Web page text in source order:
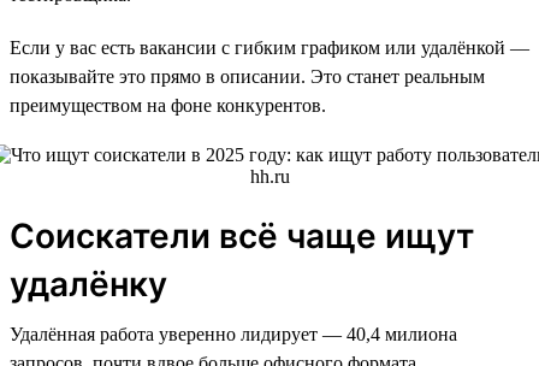
Если у вас есть вакансии с гибким графиком или удалёнкой —
показывайте это прямо в описании. Это станет реальным
преимуществом на фоне конкурентов.
Соискатели всё чаще ищут
удалёнку
Удалённая работа уверенно лидирует — 40,4 милиона